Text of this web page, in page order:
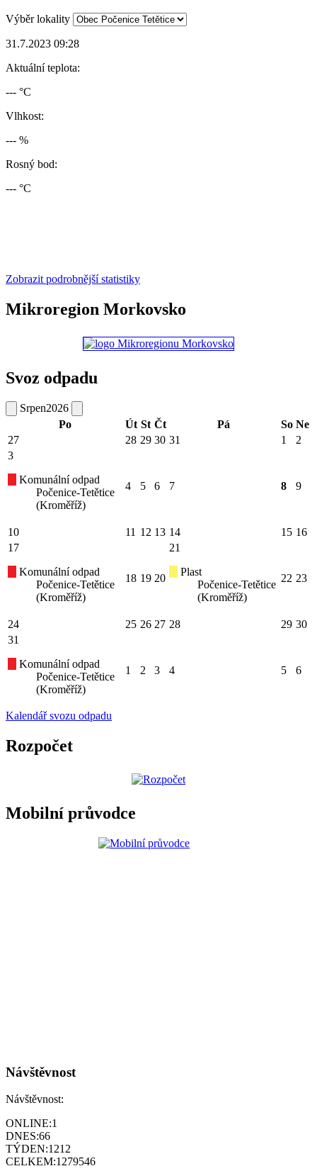
Výběr lokality
31.7.2023 09:28
Aktuální teplota:
--- °C
Vlhkost:
--- %
Rosný bod:
--- °C
Zobrazit podrobnější statistiky
Mikroregion Morkovsko
Svoz odpadu
Srpen2026
Po
Út St Čt Pá So Ne
27
28 29 30 31 1
2
3
Komunální odpad
Počenice-Tetětice
(Kroměříž)
4 5 6 7 8 9
10 11 12 13 14 15 16
17
Komunální odpad
Počenice-Tetětice
(Kroměříž)
18 19 20
21
Plast
Počenice-Tetětice
(Kroměříž)
22 23
24 25 26 27 28 29 30
31
Komunální odpad
Počenice-Tetětice
(Kroměříž)
1 2 3 4 5 6
Kalendář svozu odpadu
Rozpočet
Mobilní průvodce
Návštěvnost
Návštěvnost:
ONLINE:1
DNES:66
TÝDEN:1212
CELKEM:1279546